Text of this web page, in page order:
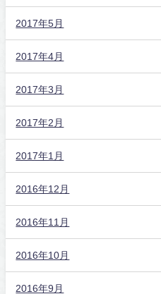
2017年5月
2017年4月
2017年3月
2017年2月
2017年1月
2016年12月
2016年11月
2016年10月
2016年9月